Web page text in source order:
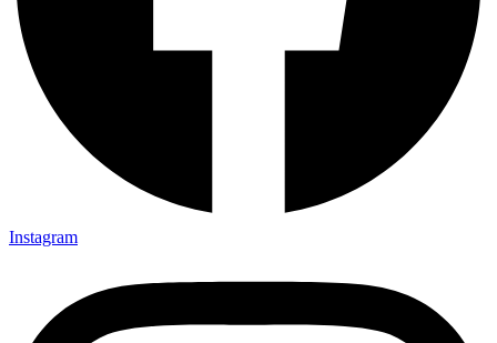
Instagram